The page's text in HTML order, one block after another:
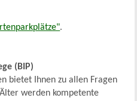
.
(BIP)
bietet Ihnen zu allen Fragen
werden kompetente